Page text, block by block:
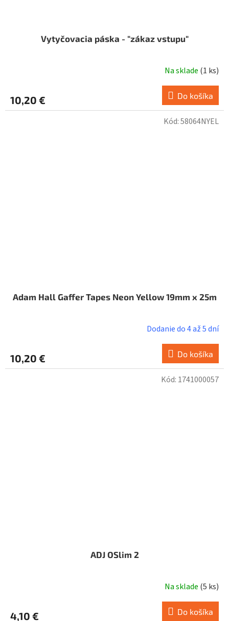
Vytyčovacia páska - "zákaz vstupu"
Na sklade (1 ks)
10,20 € Do košíka
Adam Hall Gaffer Tapes Neon Yellow 19mm x 25m
Dodanie do 4 až 5 dní
10,20 € Do košíka
Kód:58064NYEL
ADJ OSlim 2
Na sklade (5 ks)
4,10 € Do košíka
Kód: 1741000057